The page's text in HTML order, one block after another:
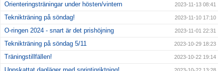
Orienteringsträningar under hösten/vintern 2023-11-13 08:41
Teknikträning på söndag! 2023-11-10 17:10
O-ringen 2024 - snart är det prishöjning 2023-11-01 22:31
Teknikträning på söndag 5/11 2023-10-29 18:23
Träningstillfällen! 2023-10-22 19:14